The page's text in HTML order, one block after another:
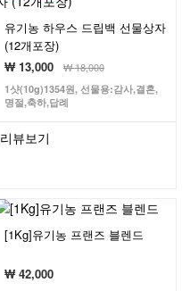
유기농 하우스 드립백 선물상자
(12개포장)
₩ 13,000
₩18,000
1샷(10g)1354원, 선물용:감사,결혼,
명절,축하,답례
리뷰보기
[1Kg]유기농 프랜즈 블렌드
₩ 42,000